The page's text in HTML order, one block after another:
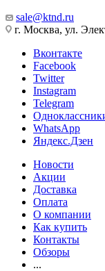
sale@ktnd.ru
г. Москва, ул.
Вконтакте
Facebook
Twitter
Instagram
Telegram
WhatsApp
Яндекс.Дзен
Новости
Акции
Доставка
Оплата
О компании
Как купить
Контакты
Обзоры
...